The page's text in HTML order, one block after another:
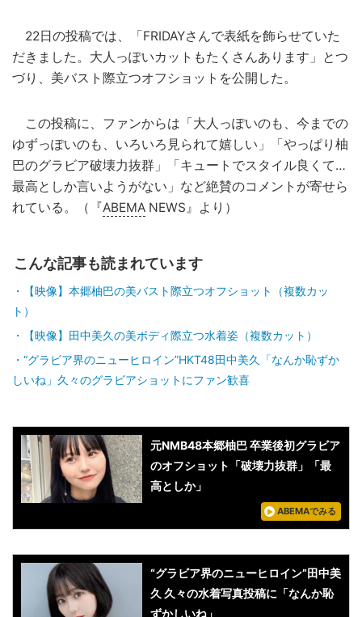
22日の投稿では、「FRIDAYさんで表紙を飾らせていた
だきました。大人っぽいカットもたくさんあります」とつ
づり、美バスト際立つオフショットを公開した。
この投稿に、ファンからは「大人っぽいのも、今までの
ゆずっぽいのも、いろいろ見られて嬉しい」「やっぱり柚
巴のグラビア破壊力抜群」「キュートでスタイル良くて…
最高としか言いようがない」など絶賛のコメントが寄せら
れている。（『ABEMA NEWS』より）
こんな記事も読まれています
【映像】本郷柚巴の美バスト際立つオフショット（複数カッ
ト）
【映像】田中美久の美ボディ際立つ水着姿（複数カット）
“グラビア界のニューヒロイン”HKT48田中美久「なんか恥ずか
しいね」久々のグラビアショットにファン歓喜
元NMB48本郷柚巴 卒業後初グラビア
のオフショット「破壊力抜群」「最
高としか」
ABEMAでみる
“グラビア界のニューヒロイン”田中美
久 久々の水着写真投稿に「なんか恥
ずかしいね」